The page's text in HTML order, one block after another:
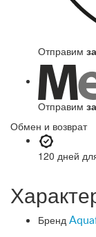
Отправим
Отправим
Обмен и возврат
120 дней
Бренд